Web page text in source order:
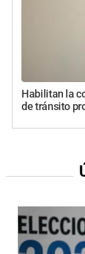
Habilitan la
de tránsito